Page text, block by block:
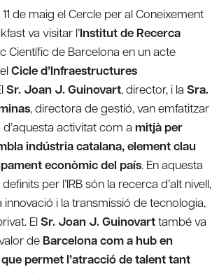
de maig el Cercle per al Coneixement
va visitar l’Institut de Recerca
Científic de Barcelona en un acte
Cicle d’Infraestructures
Sr. Joan J. Guinovart, director, i la Sra.
, directora de gestió, van emfatitzar
activitat com a mitjà per
indústria catalana, element clau
econòmic del país. En aquesta
per l’IRB són la recerca d’alt nivell,
i la transmissió de tecnologia,
ElSr. Joan J. Guinovarttambé va
de Barcelona com a hub en
permet l’atracció de talent tant